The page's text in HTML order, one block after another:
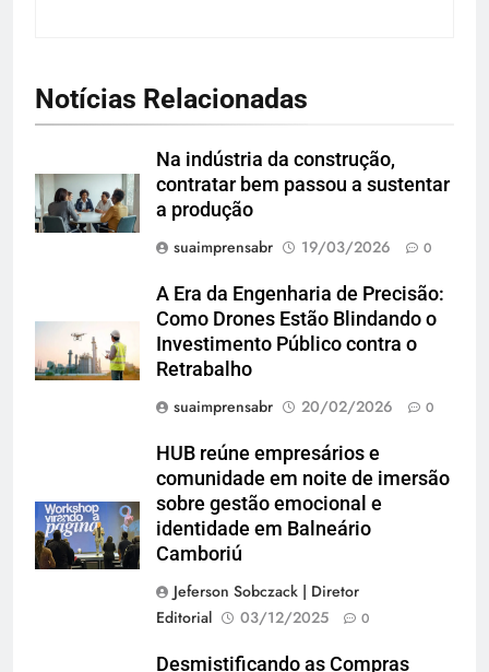
Notícias Relacionadas
Na indústria da construção,
contratar bem passou a sustentar
a produção
suaimprensabr
19/03/2026 0
A Era da Engenharia de Precisão:
Como Drones Estão Blindando o
Investimento Público contra o
Retrabalho
suaimprensabr
20/02/2026 0
HUB reúne empresários e
comunidade em noite de imersão
sobre gestão emocional e
identidade em Balneário
Camboriú
Jeferson Sobczack | Diretor
Editorial
03/12/2025 0
Desmistificando as Compras